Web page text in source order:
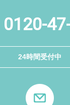
0120-
24時間受付中